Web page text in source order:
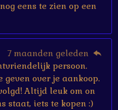
eens te zien op een
7 maanden geleden
persoon.
over je aankoop.
Altijd leuk om on
staat, iets te kopen :)